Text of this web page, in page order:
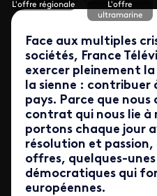
L'offre régionale
L'offre
ultramarine
Face aux multiples
sociétés, France
exercer pleinement
la sienne : contribuer
pays. Parce que
contrat qui nous lie à
portons chaque jour
résolution et
offres, quelques-
démocratiques qui
européennes.